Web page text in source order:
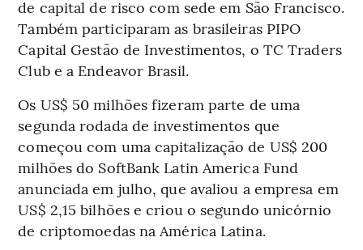
de capital de risco com sede em São Francisco.
Também participaram as brasileiras PIPO
Capital Gestão de Investimentos, o TC Traders
Club e a Endeavor Brasil.
Os US$ 50 milhões fizeram parte de uma
segunda rodada de investimentos que
começou com uma capitalização de US$ 200
milhões do SoftBank Latin America Fund
anunciada em julho, que avaliou a empresa em
US$ 2,15 bilhões e criou o segundo unicórnio
de criptomoedas na América Latina.